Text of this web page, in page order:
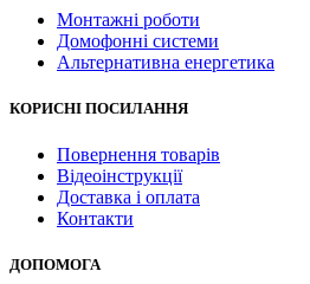
Монтажні роботи
Домофонні системи
Альтернативна енергетика
КОРИСНІ ПОСИЛАННЯ
Повернення товарів
Відеоінструкції
Доставка і оплата
Контакти
ДОПОМОГА